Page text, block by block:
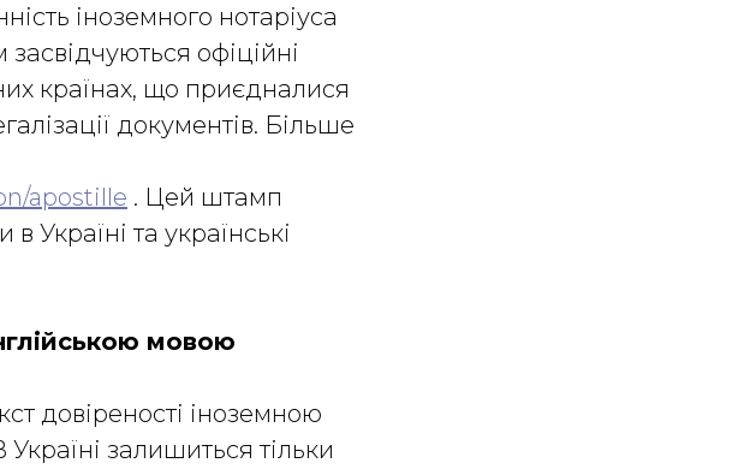
іноземного нотаріуса
офіційні
країнах, що приєдналися
документів. Більше
apostille . Цей штамп
Україні та українські
мовою
довіреності іноземною
залишиться тільки